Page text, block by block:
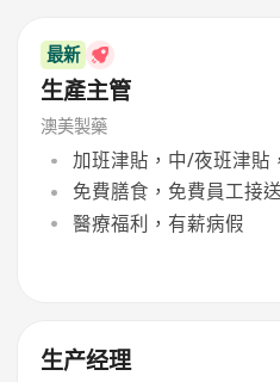
最新
生產主管
澳美製藥
加班津貼，中/夜班津貼
免費膳食，免費員工接
醫療福利，有薪病假
生产经理